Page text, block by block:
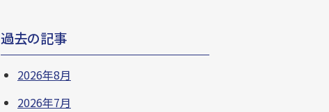
過去の記事
2026年8月
2026年7月